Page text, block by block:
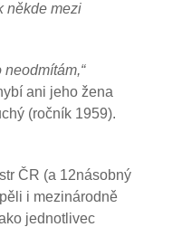
někde mezi
ani jeho žena
(ročník 1959).
ČR (a 12násobný
i mezinárodně
jednotlivec